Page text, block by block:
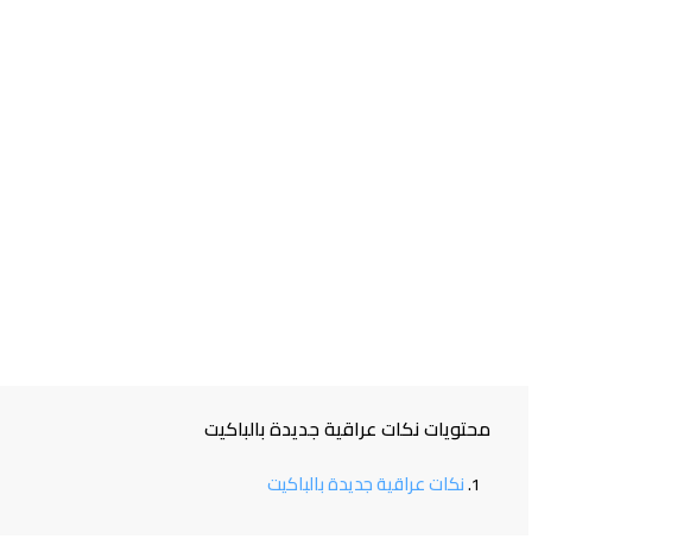
محتويات نكات عراقية جديدة بالباكيت
نكات عراقية جديدة بالباكيت